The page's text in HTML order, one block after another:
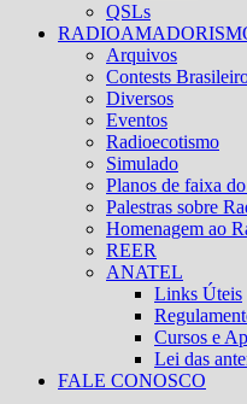
QSLs
Arquivos
Contests
Diversos
Eventos
Radioecotismo
Simulado
Planos de faixa
Palestras sobre
Homenagem ao
REER
ANATEL
Links Úteis
Cursos e
Lei das
FALE CONOSCO